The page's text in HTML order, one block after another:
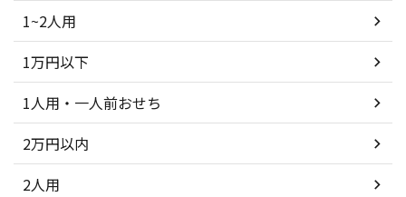
1~2人用
1万円以下
1人用・一人前おせち
2万円以内
2人用